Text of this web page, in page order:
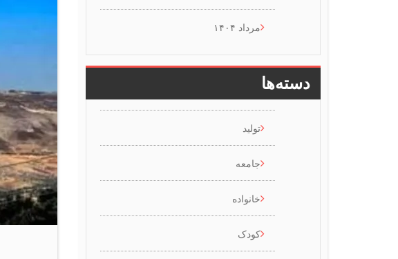
مرداد ۱۴۰۴
دسته‌ها
تولید
جامعه
خانواده
کودک